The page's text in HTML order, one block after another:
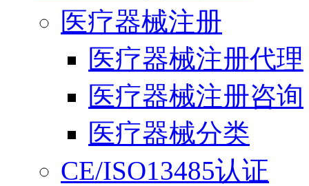
医疗器械注册
医疗器械注册代理
医疗器械注册咨询
医疗器械分类
CE/ISO13485认证